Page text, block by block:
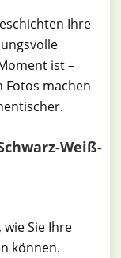
Ihre
ist –
Fotos machen
Weiß-
Sie Ihre
können.